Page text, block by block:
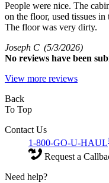
People were nice. The
on the floor, used tissues in
The floor was very dirty.
Joseph C (5/3/2026)
No reviews have been
View more reviews
Back
To Top
Contact Us
1-800-GO-U-HAUL
Request a
Need help?